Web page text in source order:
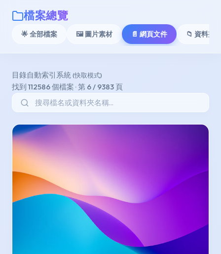
檔案總覽
🌟 全部檔案 🖼️ 圖片素材 📄 網頁文件 📁 資料夾 A
目錄自動索引系統(快取模式)
找到 112586 個檔案 · 第 6 / 9383 頁